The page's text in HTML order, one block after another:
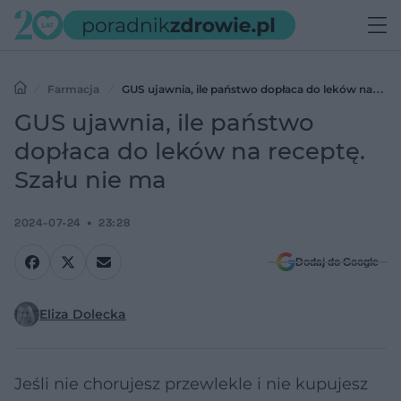
Farmacja
GUS ujawnia, ile państwo dopłaca do leków na
receptę. Szału nie ma
GUS ujawnia, ile państwo
dopłaca do leków na receptę.
Szału nie ma
2024-07-24 23:28
Dodaj do Google
Eliza Dolecka
Jeśli nie chorujesz przewlekle i nie kupujesz